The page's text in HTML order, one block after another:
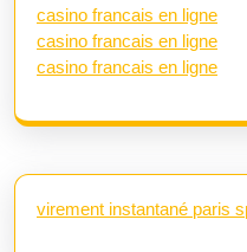
casino francais en ligne
casino francais en ligne
casino francais en ligne
virement instantané paris